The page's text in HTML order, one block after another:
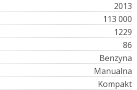
2013
113 000
1229
86
Benzyna
Manualna
Kompakt